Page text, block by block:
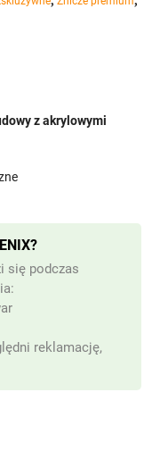
z akrylowymi
się podczas
reklamację,